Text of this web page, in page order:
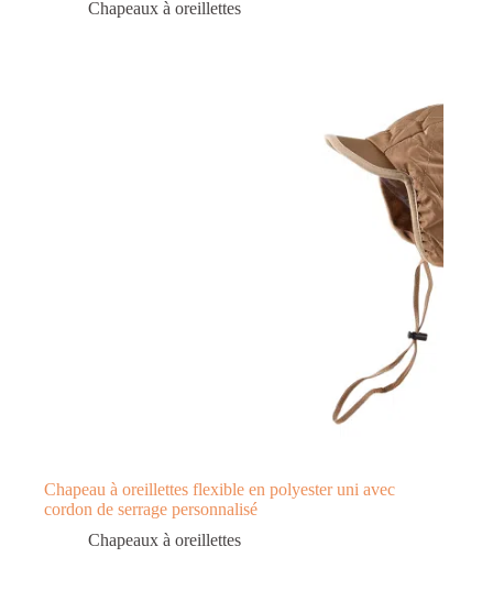
Chapeaux à oreillettes
Chapeau à oreillettes flexible en polyester uni avec
cordon de serrage personnalisé
Chapeaux à oreillettes